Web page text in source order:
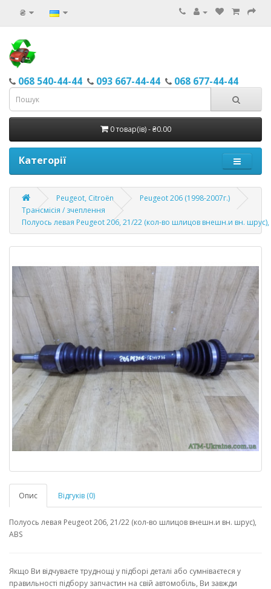
₴
068 540-44-44 093 667-44-44 068 677-44-44
0 товар(ів) - ₴0.00
Категорії
Peugeot, Citroёn
Peugeot 206 (1998-2007г.)
Трансмісія / зчеплення
Полуось левая Peugeot 206, 21/22 (кол-во шлицов внешн.и вн. шрус),
Опис Відгуків (0)
Полуось левая Peugeot 206, 21/22 (кол-во шлицов внешн.и вн. шрус),
ABS
Якщо Ви відчуваєте труднощі у підборі деталі або сумніваєтеся у
правильності підбору запчастин на свій автомобіль, Ви завжди